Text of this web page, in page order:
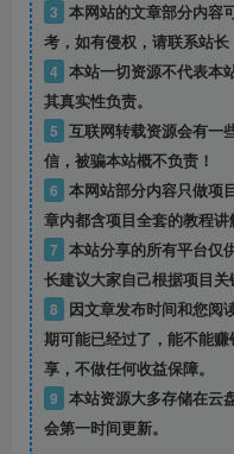
3 本网站的文章部分内容
考，如有侵权，请联系站长
4 本站一切资源不代表本
其真实性负责。
5 互联网转载资源会有一
信，被骗本站概不负责！
6 本网站部分内容只做项
章内都含项目全套的教程讲
7 本站分享的所有平台仅
长建议大家自己根据项目关
8
因文章发布时间和您阅
期可能已经过了，能不能
享，不做任何收益保障。
9 本站资源大多存储在云
会第一时间更新。